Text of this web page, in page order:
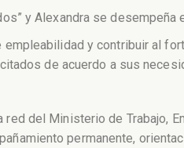
y Alexandra se desempeña
y contribuir al
de acuerdo a sus
red del Ministerio de Trabajo,
permanente,